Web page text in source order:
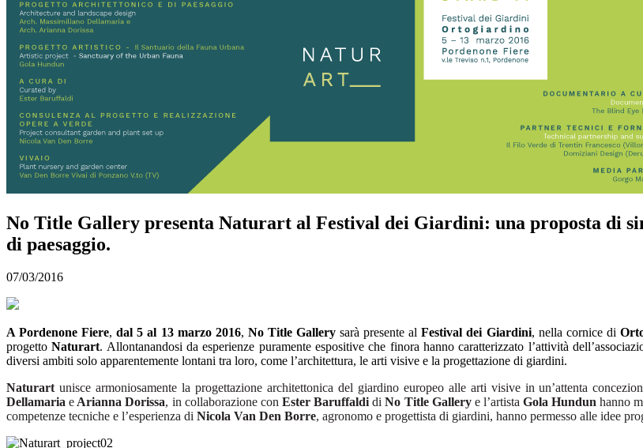
No Title Gallery presenta Naturart al Festival dei Giardini: una proposta di
di paesaggio.
07/03/2016
A Pordenone Fiere,dal 5 al 13 marzo 2016, No Title Gallery sarà presente alFestival dei Giardini, nella cornice di
progettoNaturart. Allontanandosi da esperienze puramente espositive che finora hanno caratterizzato l’attività
diversi ambiti solo apparentemente lontani tra loro, come l’architettura, le arti visive e la progettazione di giardini.
Naturartunisce armoniosamente la progettazione architettonica del giardino europeo alle arti visive in un’attenta
DellamariaeArianna Dorissa, in collaborazione con Ester BaruffaldidiNo Title Gallerye l’artistaGola Hundun hanno
competenze tecniche e l’esperienza di Nicola Van Den Borre, agronomo e progettista di giardini, hanno permesso alle idee